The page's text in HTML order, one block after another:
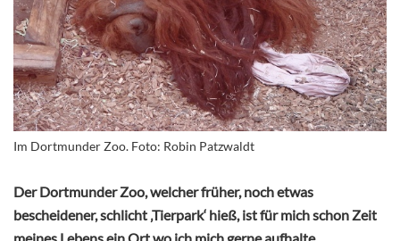
Im Dortmunder Zoo. Foto: Robin Patzwaldt
Der Dortmunder Zoo, welcher früher, noch etwas
bescheidener, schlicht ‚Tierpark‘ hieß, ist für mich schon Zeit